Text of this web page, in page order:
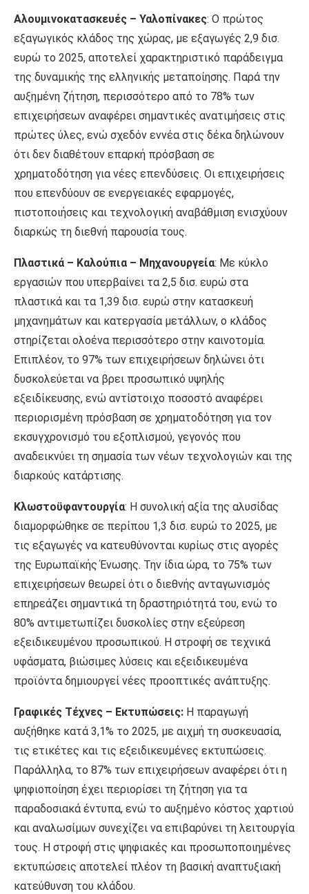
Αλουμινοκατασκευές – Υαλοπίνακες: Ο πρώτος
εξαγωγικός κλάδος της χώρας, με εξαγωγές 2,9 δισ.
ευρώ το 2025, αποτελεί χαρακτηριστικό παράδειγμα
της δυναμικής της ελληνικής μεταποίησης. Παρά την
αυξημένη ζήτηση, περισσότερο από το 78% των
επιχειρήσεων αναφέρει σημαντικές ανατιμήσεις στις
πρώτες ύλες, ενώ σχεδόν εννέα στις δέκα δηλώνουν
ότι δεν διαθέτουν επαρκή πρόσβαση σε
χρηματοδότηση για νέες επενδύσεις. Οι επιχειρήσεις
που επενδύουν σε ενεργειακές εφαρμογές,
πιστοποιήσεις και τεχνολογική αναβάθμιση ενισχύουν
διαρκώς τη διεθνή παρουσία τους.
Πλαστικά – Καλούπια – Μηχανουργεία: Με κύκλο
εργασιών που υπερβαίνει τα 2,5 δισ. ευρώ στα
πλαστικά και τα 1,39 δισ. ευρώ στην κατασκευή
μηχανημάτων και κατεργασία μετάλλων, ο κλάδος
στηρίζεται ολοένα περισσότερο στην καινοτομία.
Επιπλέον, το 97% των επιχειρήσεων δηλώνει ότι
δυσκολεύεται να βρει προσωπικό υψηλής
εξειδίκευσης, ενώ αντίστοιχο ποσοστό αναφέρει
περιορισμένη πρόσβαση σε χρηματοδότηση για τον
εκσυγχρονισμό του εξοπλισμού, γεγονός που
αναδεικνύει τη σημασία των νέων τεχνολογιών και της
διαρκούς κατάρτισης.
Κλωστοϋφαντουργία: Η συνολική αξία της αλυσίδας
διαμορφώθηκε σε περίπου 1,3 δισ. ευρώ το 2025, με
τις εξαγωγές να κατευθύνονται κυρίως στις αγορές
της Ευρωπαϊκής Ένωσης. Την ίδια ώρα, το 75% των
επιχειρήσεων θεωρεί ότι ο διεθνής ανταγωνισμός
επηρεάζει σημαντικά τη δραστηριότητά του, ενώ το
80% αντιμετωπίζει δυσκολίες στην εξεύρεση
εξειδικευμένου προσωπικού. Η στροφή σε τεχνικά
υφάσματα, βιώσιμες λύσεις και εξειδικευμένα
προϊόντα δημιουργεί νέες προοπτικές ανάπτυξης.
Γραφικές Τέχνες – Εκτυπώσεις: Η παραγωγή
αυξήθηκε κατά 3,1% το 2025, με αιχμή τη συσκευασία,
τις ετικέτες και τις εξειδικευμένες εκτυπώσεις.
Παράλληλα, το 87% των επιχειρήσεων αναφέρει ότι η
ψηφιοποίηση έχει περιορίσει τη ζήτηση για τα
παραδοσιακά έντυπα, ενώ το αυξημένο κόστος χαρτιού
και αναλωσίμων συνεχίζει να επιβαρύνει τη λειτουργία
τους. Η στροφή στις ψηφιακές και προσωποποιημένες
εκτυπώσεις αποτελεί πλέον τη βασική αναπτυξιακή
κατεύθυνση του κλάδου.